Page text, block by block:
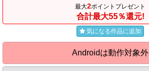
最大2ポイントプレゼント
合計最大55％還元!
気になる作品に追加
Androidは動作対象外